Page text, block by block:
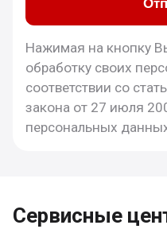
Нажимая на кнопку
обработку своих
соответствии со
закона от 27 июля
персональных
Сервисные